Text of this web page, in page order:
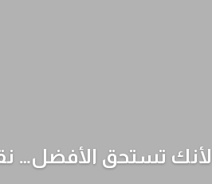
لأنك تستحق الأفضل…